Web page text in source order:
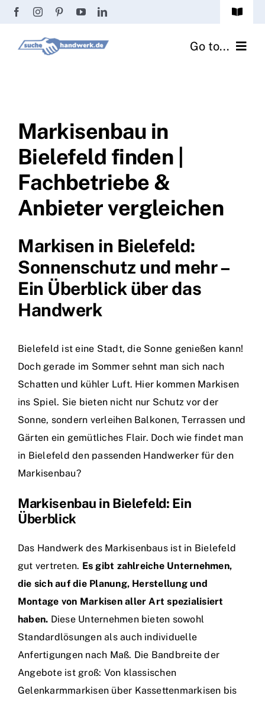
Zum
springen
Toggle
Passwort vergessen? Go to...
Handwerker Ratgeber
Wir über uns
Markisenbau in
Bielefeld finden |
Fachbetriebe &
Anbieter vergleichen
Markisen in Bielefeld:
Sonnenschutz und mehr –
Ein Überblick über das
Handwerk
Bielefeld ist eine Stadt, die Sonne genießen kann!
Doch gerade im Sommer sehnt man sich nach
Schatten und kühler Luft. Hier kommen Markisen
ins Spiel. Sie bieten nicht nur Schutz vor der
Sonne, sondern verleihen Balkonen, Terrassen und
Gärten ein gemütliches Flair. Doch wie findet man
in Bielefeld den passenden Handwerker für den
Markisenbau?
Markisenbau in Bielefeld: Ein
Überblick
Das Handwerk des Markisenbaus ist in Bielefeld
gut vertreten. Es gibt zahlreiche Unternehmen,
die sich auf die Planung, Herstellung und
Montage von Markisen aller Art spezialisiert
haben. Diese Unternehmen bieten sowohl
Standardlösungen als auch individuelle
Anfertigungen nach Maß. Die Bandbreite der
Angebote ist groß: Von klassischen
Gelenkarmmarkisen über Kassettenmarkisen bis